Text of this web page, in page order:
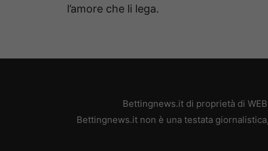
l’amore che li lega.
Bettingnews.it di proprietà di
Bettingnews.it non è una testata